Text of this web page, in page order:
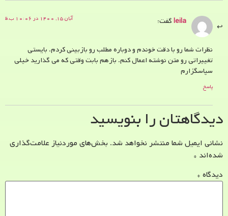
leilaگفت: آبان ۱۵, ۱۴۰۰ در ۱۰:۰۶ ب.ظ
نظرات شما رو با دقت خوندم و دوباره مطلب رو بازبینی کردم. بایستی
تغییراتی رو متن نوشته اعمال کنم. بازهم بابت وقتی که می گذارید خیلی
سپاسگزارم
پاسخ
دیدگاهتان را بنویسید
نشانی ایمیل شما منتشر نخواهد شد. بخش‌های موردنیاز علامت‌گذاری
شده‌اند *
دیدگاه *